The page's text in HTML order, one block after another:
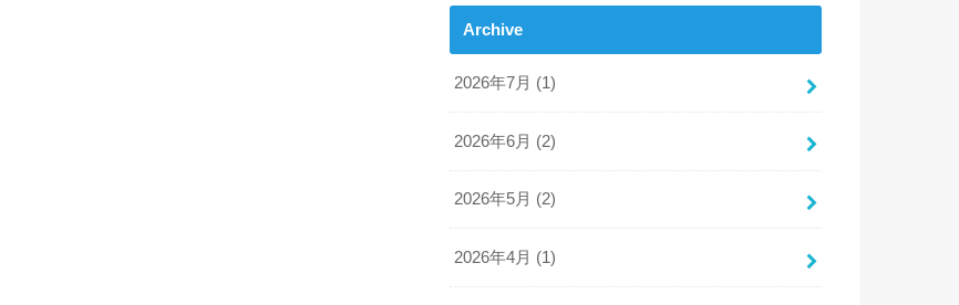
Archive
2026年7月 (1)
2026年6月 (2)
2026年5月 (2)
2026年4月 (1)